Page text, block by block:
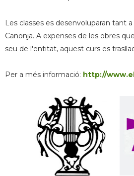
Les classes es desenvoluparan tant
Canonja. A expenses de les obres
seu de l'entitat, aquest curs es
Per a més informació: http://